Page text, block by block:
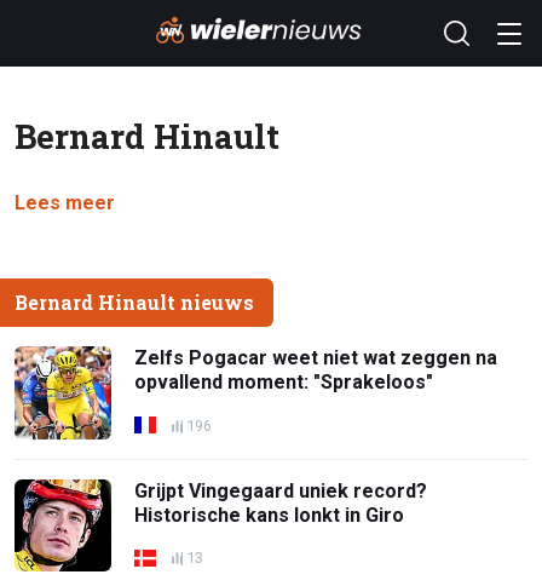
Bernard Hinault
Lees meer
Bernard Hinault nieuws
Zelfs Pogacar weet niet wat zeggen na
opvallend moment: "Sprakeloos"
196
Grijpt Vingegaard uniek record?
Historische kans lonkt in Giro
13